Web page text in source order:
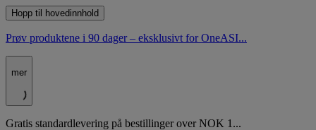
Hopp til hovedinnhold
Prøv produktene i 90 dager – eksklusivt for OneASI...
mer
Gratis standardlevering på bestillinger over NOK 1...